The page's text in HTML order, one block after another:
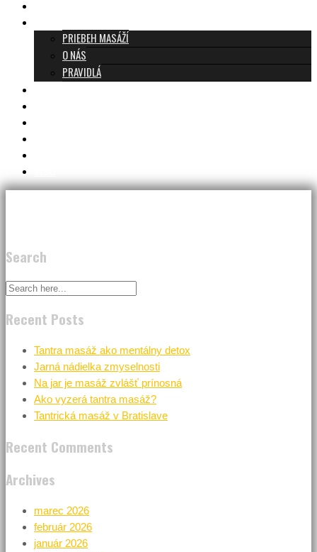
PRIEBEH MASÁŽÍ
O NÁS
PRAVIDLÁ
Search
Recent Posts
Tantra masáž ako mentálny detox
Jarná nádielka zmyselnosti
Na jar je masáž zvlášť prínosná
Ako vyzerá tantra masáž?
Tantrická masáž v Bratislave
Recent Comments
Archives
marec 2026
február 2026
január 2026